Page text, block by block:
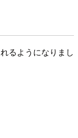
るようになりまし